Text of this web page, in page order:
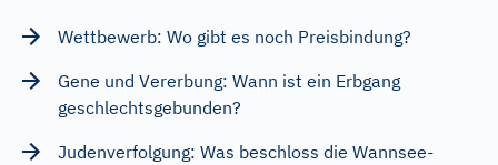
Wettbewerb: Wo gibt es noch Preisbindung?
Gene und Vererbung: Wann ist ein Erbgang
geschlechtsgebunden?
Judenverfolgung: Was beschloss die Wannsee-